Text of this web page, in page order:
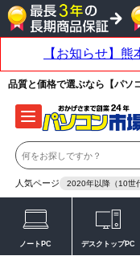
品質と価格で選ぶなら【パソ
人気ページ 2020年以降（10世
ノートPC デスクトップPC